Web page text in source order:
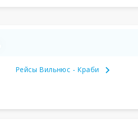
Рейсы Вильнюс - Краби